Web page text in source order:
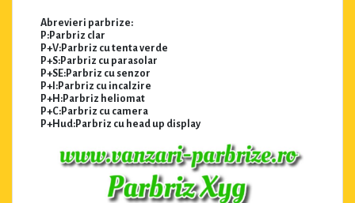
Abrevieri parbrize:
P:Parbriz clar
P+V:Parbriz cu tenta verde
P+S:Parbriz cu parasolar
P+SE:Parbriz cu senzor
P+I:Parbriz cu incalzire
P+H:Parbriz heliomat
P+C:Parbriz cu camera
P+Hud:Parbriz cu head up display